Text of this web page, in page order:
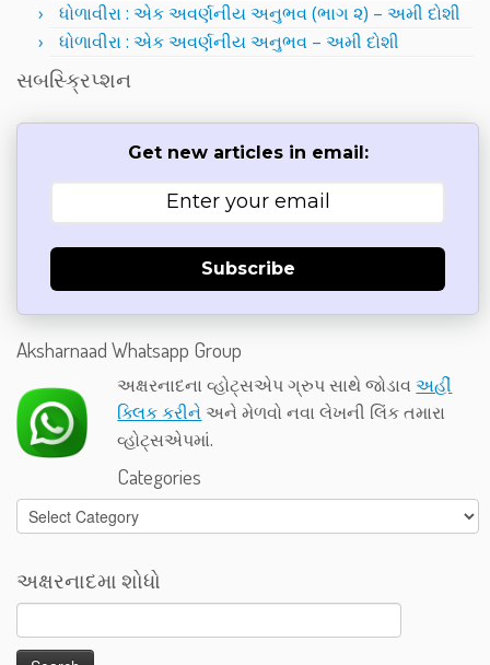
ધોળાવીરા : એક અવર્ણનીય અનુભવ (ભાગ ૨) – અમી દોશી
ધોળાવીરા : એક અવર્ણનીય અનુભવ – અમી દોશી
સબસ્ક્રિપ્શન
Get new articles in email:
Subscribe
Aksharnaad Whatsapp Group
અક્ષરનાદના વ્હોટ્સએપ ગ્રુપ સાથે જોડાવઅહીં
ક્લિક કરીને અને મેળવો નવા લેખની લિંક તમારા
વ્હોટ્સએપમાં.
Categories
Categories
અક્ષરનાદમા શોધો